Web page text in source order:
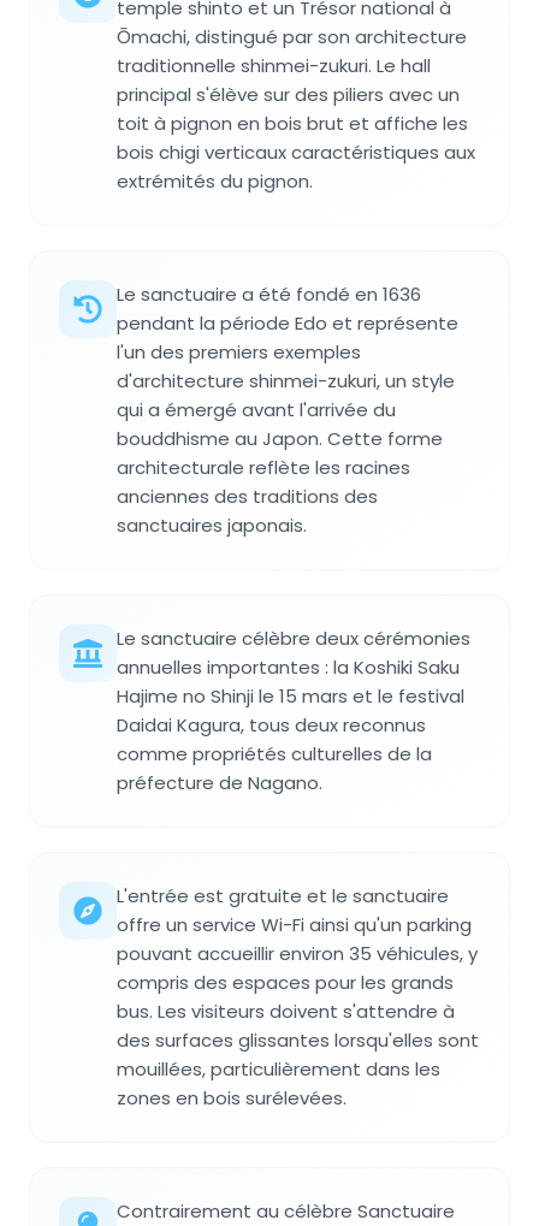
temple shinto et un Trésor national à
Ōmachi, distingué par son architecture
traditionnelle shinmei-zukuri. Le hall
principal s'élève sur des piliers avec un
toit à pignon en bois brut et affiche les
bois chigi verticaux caractéristiques aux
extrémités du pignon.
Le sanctuaire a été fondé en 1636
pendant la période Edo et représente
l'un des premiers exemples
d'architecture shinmei-zukuri, un style
qui a émergé avant l'arrivée du
bouddhisme au Japon. Cette forme
architecturale reflète les racines
anciennes des traditions des
sanctuaires japonais.
Le sanctuaire célèbre deux cérémonies
annuelles importantes : la Koshiki Saku
Hajime no Shinji le 15 mars et le festival
Daidai Kagura, tous deux reconnus
comme propriétés culturelles de la
préfecture de Nagano.
L'entrée est gratuite et le sanctuaire
offre un service Wi-Fi ainsi qu'un parking
pouvant accueillir environ 35 véhicules, y
compris des espaces pour les grands
bus. Les visiteurs doivent s'attendre à
des surfaces glissantes lorsqu'elles sont
mouillées, particulièrement dans les
zones en bois surélevées.
Contrairement au célèbre Sanctuaire